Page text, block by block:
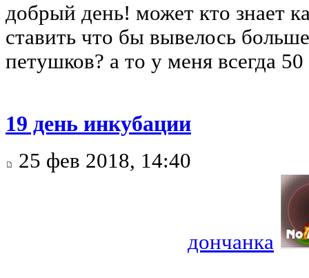
добрый день! может кто знает
ставить что бы вывелось
петушков? а то у меня всегда
19 день инкубации
25 фев 2018, 14:40
дончанка